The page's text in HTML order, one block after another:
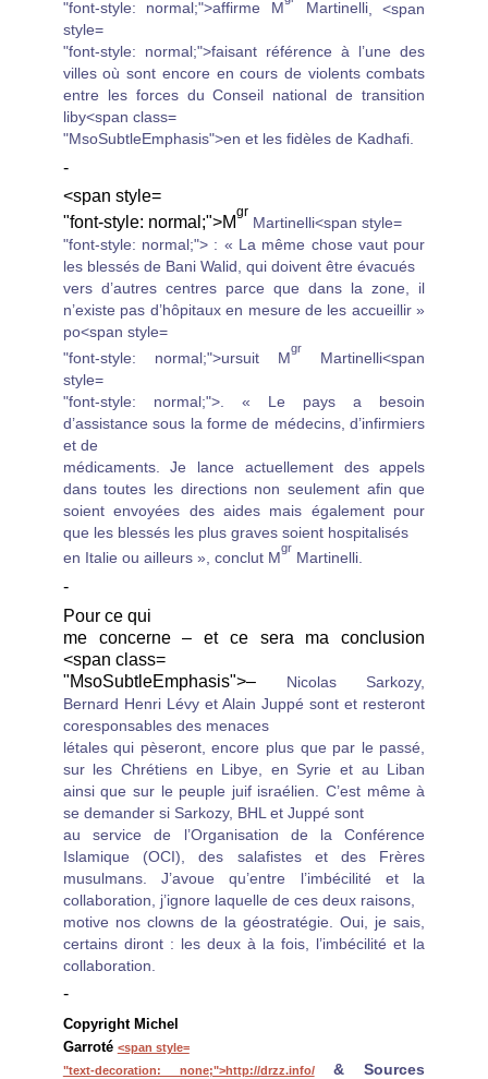
"font-style: normal;">affirme M Martinelli,
<span
style=
"font-style: normal;">faisant référence à l’une des
villes où sont encore en cours de violents combats
entre les forces du Conseil national de transition
liby<span class=
"MsoSubtleEmphasis">en et les fidèles de Kadhafi.
-
<span style=
"font-style: normal;">M
gr
Martinelli<span style=
"font-style: normal;"> : « La même chose vaut pour
les blessés de Bani Walid, qui doivent être évacués
vers d’autres centres parce que dans la zone, il
n’existe pas d’hôpitaux en mesure de les accueillir »
po<span style=
"font-style: normal;">ursuit M
gr
Martinelli<span
style=
"font-style: normal;">.
« Le pays a besoin
d’assistance sous la forme de médecins, d’infirmiers
et de
médicaments. Je lance actuellement des appels
dans toutes les directions non seulement afin que
soient envoyées des aides mais également pour
que les blessés les plus graves soient hospitalisés
en Italie ou ailleurs », conclut M
gr
Martinelli.
-
Pour ce qui
me concerne
–
et ce sera ma conclusion
<span class=
"MsoSubtleEmphasis">–
Nicolas Sarkozy,
Bernard Henri Lévy et Alain Juppé sont et resteront
coresponsables des menaces
létales qui pèseront, encore plus que par le passé,
sur les Chrétiens en Libye, en Syrie et au Liban
ainsi que sur le peuple juif israélien. C’est même à
se demander si Sarkozy, BHL et Juppé sont
au service de l’Organisation de la Conférence
Islamique (OCI), des salafistes et des Frères
musulmans. J’avoue qu’entre l’imbécilité et la
collaboration, j’ignore laquelle de ces deux raisons,
motive nos clowns de la géostratégie. Oui, je sais,
certains diront : les deux à la fois, l’imbécilité et la
collaboration.
-
Copyright Michel
Garroté <span style=
"text-decoration: none;">http://drzz.info/
& Sources